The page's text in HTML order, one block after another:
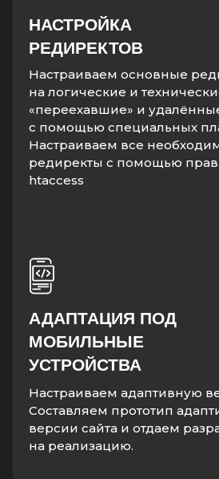
АДАПТАЦИЯ ПОД
МОБИЛЬНЫЕ
УСТРОЙСТВА
Настраиваем адаптивную
Составляем прототип
версии сайта и отдаем
на реализацию.
НАСТРОЙКА
РЕДИРЕКТОВ
Настраиваем основные
на логические и
«переехавшие» и
с помощью специальных
Настраиваем все
редиректы с помощью
htaccess